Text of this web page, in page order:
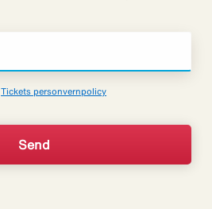
Tickets personvernpolicy